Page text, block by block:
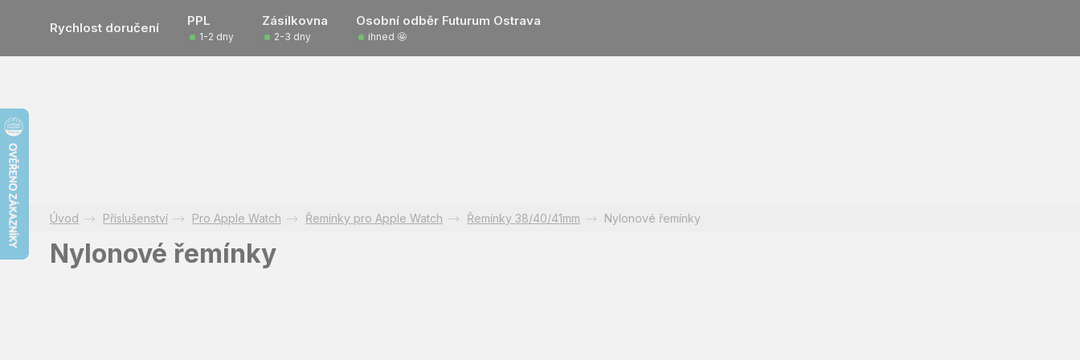
Rychlost doručení PPL Zásilkovna Osobní odběr Futurum Ostrava
1-2 dny 2-3 dny ihned 🤩
Příslušenství Pro Apple Watch Řemínky pro Apple Watch Řemínky 38/40/41mm Nylonové řemínky
Nylonové řemínky